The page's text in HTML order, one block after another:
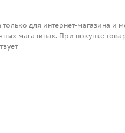
только для интернет-магазина и
магазинах. При покупке